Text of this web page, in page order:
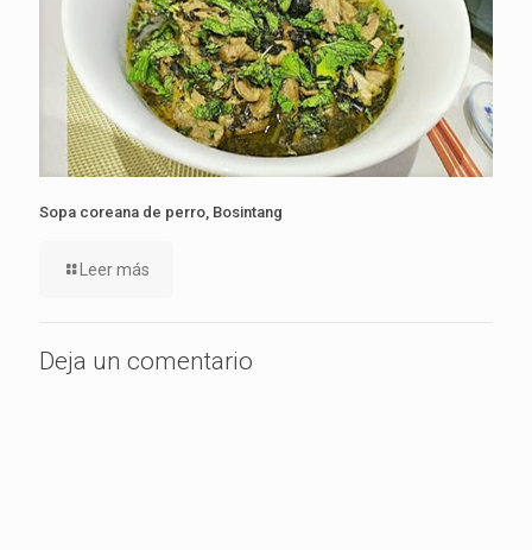
Sopa coreana de perro, Bosintang
Leer más
Deja un comentario